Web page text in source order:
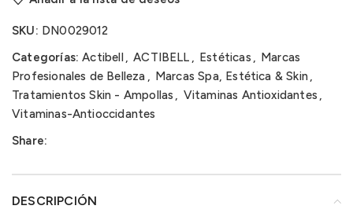
SKU: DN0029012
Categorías: Actibell, ACTIBELL , Estéticas , Marcas
Profesionales de Belleza , Marcas Spa, Estética & Skin,
Tratamientos Skin - Ampollas , Vitaminas Antioxidantes ,
Vitaminas-Antioccidantes
Share:
DESCRIPCIÓN